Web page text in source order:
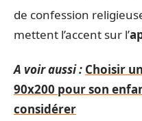
de confession
mettent l’accent sur l’
A voir aussi : Choisir
90x200 pour son
considérer